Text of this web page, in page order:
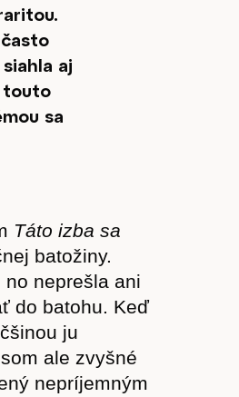
aj
touto
sa
Táto izba sa
batožiny.
neprešla ani
do batohu. Keď
ju
ale zvyšné
nepríjemným